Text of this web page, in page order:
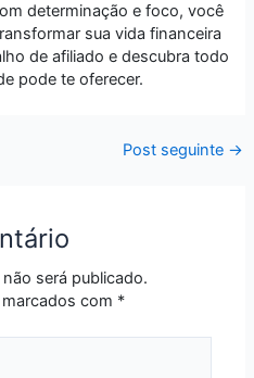
determinação e foco, você
sua vida financeira
de afiliado e descubra todo
pode te oferecer.
Post seguinte →
será publicado.
com *